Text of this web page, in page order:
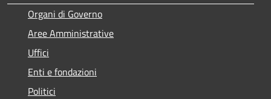
Organi di Governo
Aree Amministrative
Uffici
Enti e fondazioni
Politici